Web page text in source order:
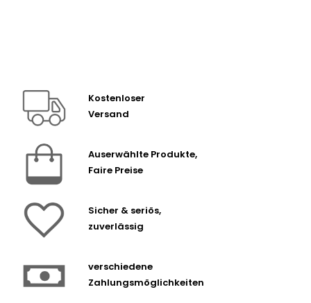
Kostenloser
Versand
Auserwählte Produkte,
Faire Preise
Sicher & seriös,
zuverlässig
verschiedene
Zahlungsmöglichkeiten